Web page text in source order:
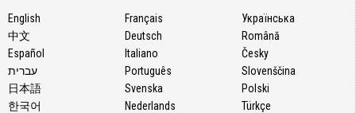
English
中文
Español
עברית
日本語
한국어
Français
Deutsch
Italiano
Português
Svenska
Nederlands
Українська
Română
Česky
Slovenščina
Polski
Türkçe